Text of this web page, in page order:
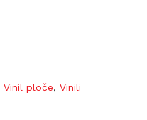
Vinil ploče, Vinili